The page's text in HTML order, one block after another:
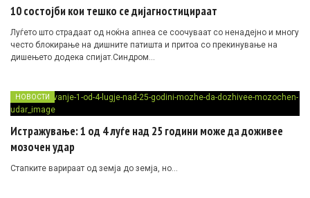
10 состојби кои тешко се дијагностицираат
Луѓето што страдаат од ноќна апнеа се соочуваат со ненадејно и многу
често блокирање на дишните патишта и притоа со прекинување на
дишењето додека спијат.Синдром…
НОВОСТИ
Истражување: 1 од 4 луѓе над 25 години може да доживее
мозочен удар
Стапките варираат од земја до земја, но…